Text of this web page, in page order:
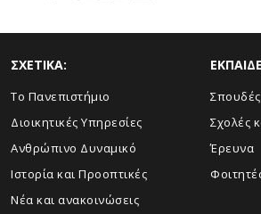
ΣΧΕΤΙΚΑ:
Το Πανεπιστήμιο
Διοικητικές Υπηρεσίες
Ανθρώπινο Δυναμικό
Ιστορία και Προοπτικές
Νέα και ανακοινώσεις
Σπουδές
Σχολές
Έρευνα